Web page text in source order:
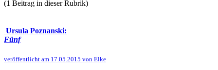
(1 Beitrag in dieser Rubrik)
Ursula Poznanski:
Fünf
veröffentlicht am 17.05.2015 von Elke